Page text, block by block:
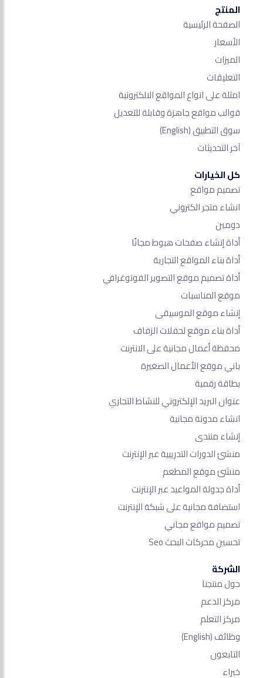
المنتج
الصفحة الرئيسية
الأسعار
الميزات
التعليقات
امثلة على انواع المواقع الالكترونية
قوالب مواقع جاهزة وقابلة للتعديل
سوق التطبيق(English)
آخر التحديثات
كل الخيارات
تصميم مواقع
انشاء متجر الكتروني
دومين
أداة إنشاء صفحات هبوط مجانًا
أداة بناء المواقع التجارية
أداة تصميم موقع التصوير الفوتوغرافي
موقع المناسبات
إنشاء موقع الموسيقى
أداة بناء موقع لحفلات الزفاف
محفظة أعمال مجانية على الانترنت
باني موقع الأعمال الصغيرة
بطاقة رقمية
عنوان البريد الإلكتروني للنشاط التجاري
انشاء مدونة مجانية
إنشاء منتدى
منشئ الدورات التدريبية عبر الإنترنت
منشئ موقع المطعم
أداة جدولة المواعيد عبر الإنترنت
استضافة مجانية على شبكة الإنترنت
تصميم مواقع مجاني
تحسين محركات البحث Seo​
الشركة
حول منتجنا
مركز الدعم
مركز التعلم
وظائف(English)
التابعون
خبراء